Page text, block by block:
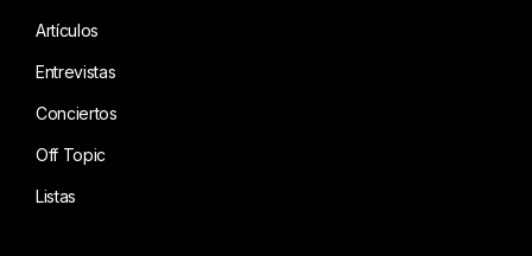
Artículos
Entrevistas
Conciertos
Off Topic
Listas